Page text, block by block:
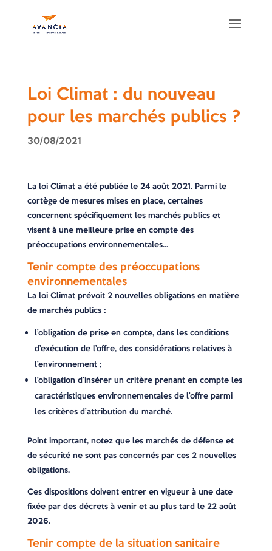
Loi Climat : du nouveau
pour les marchés publics ?
30/08/2021
La loi Climat a été publiée le 24 août 2021. Parmi le
cortège de mesures mises en place, certaines
concernent spécifiquement les marchés publics et
visent à une meilleure prise en compte des
préoccupations environnementales…
Tenir compte des préoccupations
environnementales
La loi Climat prévoit 2 nouvelles obligations en matière
de marchés publics :
l’obligation de prise en compte, dans les conditions
d’exécution de l’offre, des considérations relatives à
l’environnement ;
l’obligation d’insérer un critère prenant en compte les
caractéristiques environnementales de l’offre parmi
les critères d’attribution du marché.
Point important, notez que les marchés de défense et
de sécurité ne sont pas concernés par ces 2 nouvelles
obligations.
Ces dispositions doivent entrer en vigueur à une date
fixée par des décrets à venir et au plus tard le 22 août
2026.
Tenir compte de la situation sanitaire